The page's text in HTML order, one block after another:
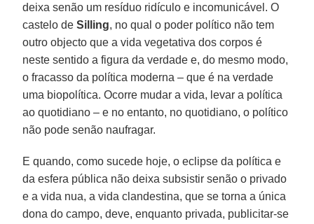
deixa senão um resíduo ridículo e incomunicável. O
castelo de Silling, no qual o poder político não tem
outro objecto que a vida vegetativa dos corpos é
neste sentido a figura da verdade e, do mesmo modo,
o fracasso da política moderna – que é na verdade
uma biopolítica. Ocorre mudar a vida, levar a política
ao quotidiano – e no entanto, no quotidiano, o político
não pode senão naufragar.
E quando, como sucede hoje, o eclipse da política e
da esfera pública não deixa subsistir senão o privado
e a vida nua, a vida clandestina, que se torna a única
dona do campo, deve, enquanto privada, publicitar-se